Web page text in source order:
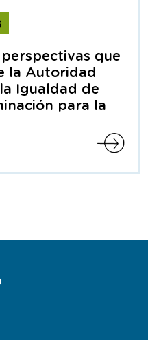
perspectivas que
la Autoridad
Igualdad de
para la